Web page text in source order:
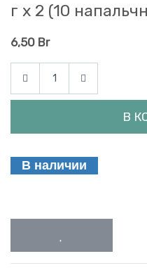
г х 2 (10
6,50 Br
В
В наличии